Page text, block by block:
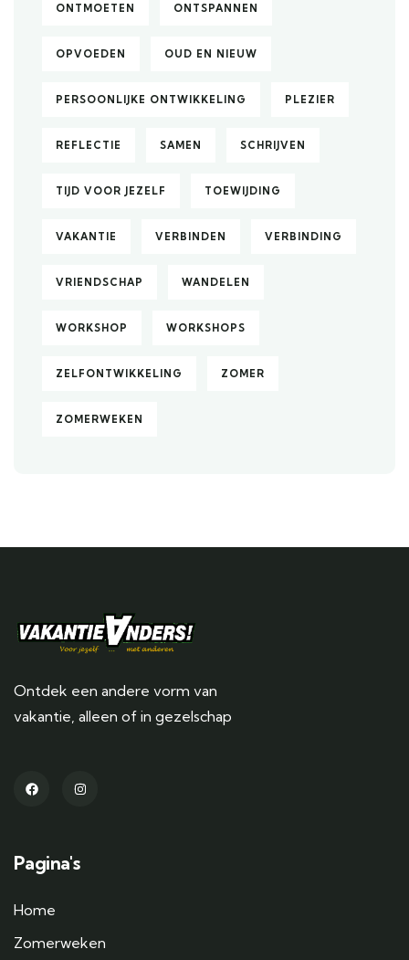
ONTMOETEN ONTSPANNEN
OPVOEDEN OUD EN NIEUW
PERSOONLIJKE ONTWIKKELING PLEZIER
REFLECTIE SAMEN SCHRIJVEN
TIJD VOOR JEZELF TOEWIJDING
VAKANTIE VERBINDEN VERBINDING
VRIENDSCHAP WANDELEN
WORKSHOP WORKSHOPS
ZELFONTWIKKELING ZOMER
ZOMERWEKEN
Ontdek een andere vorm van
vakantie, alleen of in gezelschap
Pagina's
Home
Zomerweken